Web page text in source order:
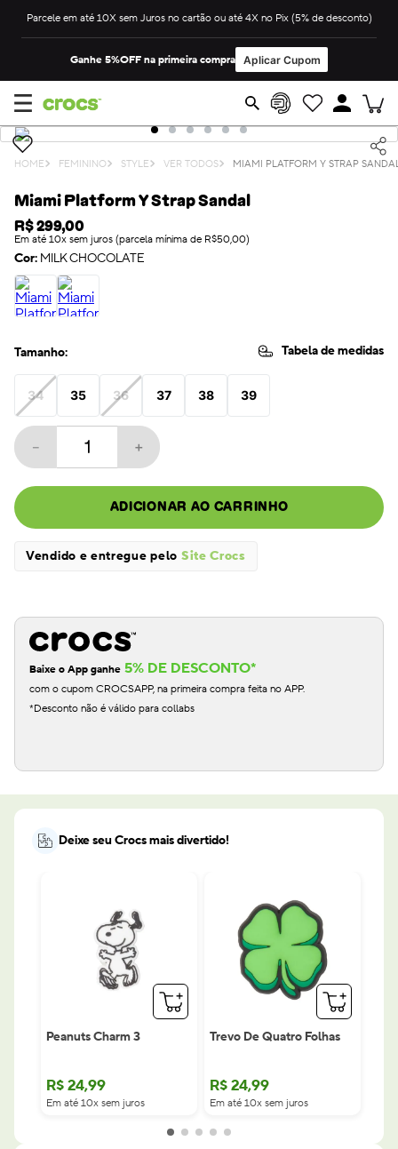
Parcele em até 10X sem Juros no cartão ou até 4X no Pix (5% de desconto)
Ganhe 5%OFF na primeira compra Aplicar Cupom
FEMININO STYLE VER TODOS MIAMI PLATFORM Y STRAP
Miami Platform Y Strap Sandal
R$299,00
Em até 10x sem juros (parcela mínima de R$50,00)
Cor: MILK CHOCOLATE
Tamanho: Tabela de medidas
34 35 36 37 38 39
＋
－
ADICIONAR AO CARRINHO
Vendido e entregue pelo Site Crocs
Baixe o App ganhe 5% DE DESCONTO*
com o cupom CROCSAPP, na primeira compra feita no APP.
*Desconto não é válido para collabs
Deixe seu Crocs mais divertido!
Peanuts Charm 3
R$24,99
Em até 10x sem juros
Trevo De Quatro Folhas
R$24,99
Em até 10x sem juros